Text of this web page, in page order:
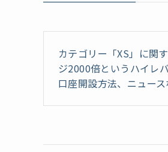
カテゴリー「XS」に関
ジ2000倍というハイレ
口座開設方法、ニュース